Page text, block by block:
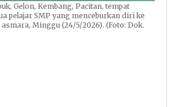
Gelon, Kembang, Pacitan, tempat
pelajar SMP yang menceburkan diri ke
Minggu (24/5/2026). (Foto: Dok.